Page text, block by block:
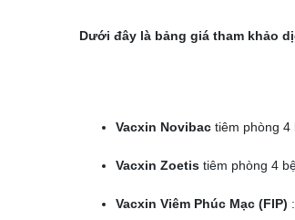
Dưới đây là bảng giá tham khảo
Vacxin Novibac tiêm phòng 4
Vacxin Zoetis tiêm phòng 4
Vacxin Viêm Phúc Mạc (FIP)